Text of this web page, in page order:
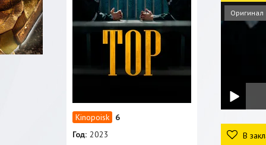
Оригинал
В
6
Год: 2023